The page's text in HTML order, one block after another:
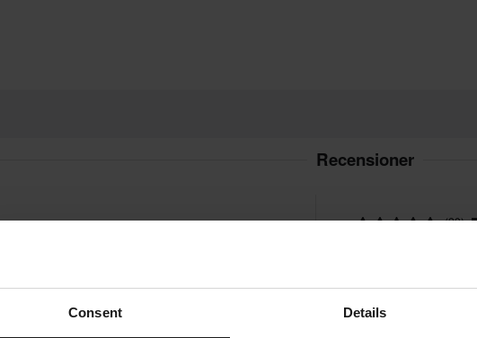
Consent Details
Recensioner
30 Recensioner
(20)
(1)